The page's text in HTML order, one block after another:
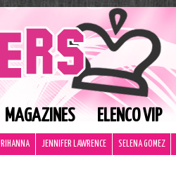
MAGAZINES ELENCO VIP
RIHANNA JENNIFER LAWRENCE SELENA GOMEZ